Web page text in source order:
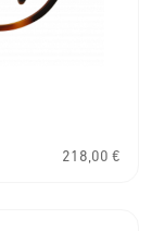
218,00 €